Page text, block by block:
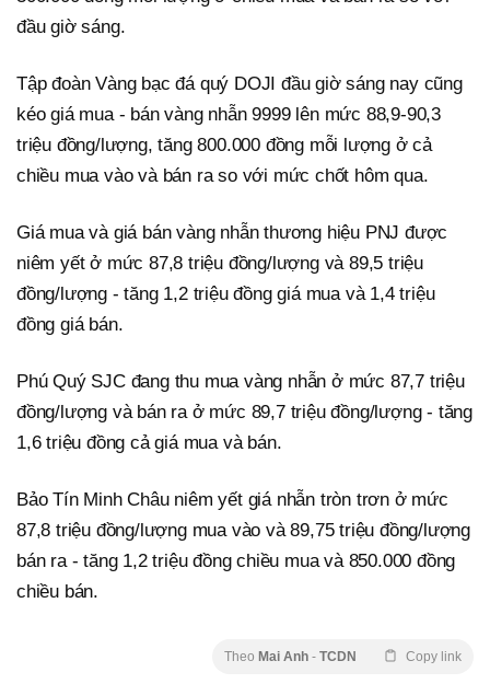
đầu giờ sáng.
Tập đoàn Vàng bạc đá quý DOJI đầu giờ sáng nay cũng
kéo giá mua - bán vàng nhẫn 9999 lên mức 88,9-90,3
triệu đồng/lượng, tăng 800.000 đồng mỗi lượng ở cả
chiều mua vào và bán ra so với mức chốt hôm qua.
Giá mua và giá bán vàng nhẫn thương hiệu PNJ được
niêm yết ở mức 87,8 triệu đồng/lượng và 89,5 triệu
đồng/lượng - tăng 1,2 triệu đồng giá mua và 1,4 triệu
đồng giá bán.
Phú Quý SJC đang thu mua vàng nhẫn ở mức 87,7 triệu
đồng/lượng và bán ra ở mức 89,7 triệu đồng/lượng - tăng
1,6 triệu đồng cả giá mua và bán.
Bảo Tín Minh Châu niêm yết giá nhẫn tròn trơn ở mức
87,8 triệu đồng/lượng mua vào và 89,75 triệu đồng/lượng
bán ra - tăng 1,2 triệu đồng chiều mua và 850.000 đồng
chiều bán.
Theo Mai Anh - TCDN Copy link